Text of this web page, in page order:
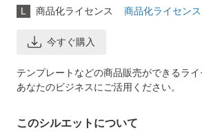
L 商品化ライセンス 商品化ライセン
今すぐ購入
テンプレートなどの商品販売ができるライ
あなたのビジネスにご活用ください。
このシルエットについて